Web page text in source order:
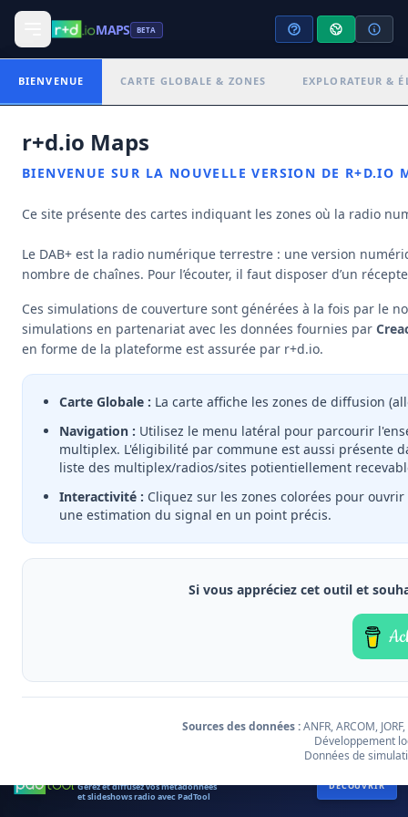
MAPS BETA
PARAMÈTRES D'AFFICHAGE
−
Leaflet|Gestion des cookies
Données de simulation de couverture parr+d.io/FMNET/Creacast
Gérez et diffusez vos métadonnées
et slideshows radio avec PadTool
DÉCOUVRIR
Colmar-Local
NOM DE L'ENSEMBLE CANAL • EID
OPÉRATEUR DE MUX
Opérateur de Multiplex
OPÉRATEUR TÊTE DE RÉSEAU
OPÉRATEUR(S) DE DIFFUSION
SITES D'ÉMISSION
FLOR FM
RADIO
LIBRE
BIENVENUE CARTE GLOBALE & ZONES EXPLORATEUR &
r+d.io Maps
BIENVENUE SUR LA NOUVELLE VERSION DE R+D.IO
Ce site présente des cartes indiquant les zones où la radio
Le DAB+ est la radio numérique terrestre : une version
nombre de chaînes. Pour l’écouter, il faut disposer d’un
Ces simulations de couverture sont générées à la fois par le
simulations en partenariat avec les données fournies par
en forme de la plateforme est assurée par r+d.io.
Carte Globale : La carte affiche les zones de diffusion
Navigation : Utilisez le menu latéral pour parcourir
multiplex. L'éligibilité par commune est aussi présente
liste des multiplex/radios/sites potientiellement
Interactivité : Cliquez sur les zones colorées pour
une estimation du signal en un point précis.
Si vous appréciez cet outil et
Sources des données :ANFR, ARCOM,
Développement
Données de